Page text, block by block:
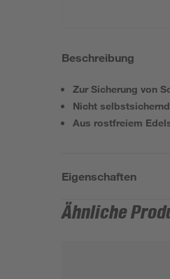
Beschreibung
Zur Sicherung von
Nicht selbstsichernd
Aus rostfreiem
Eigenschaften
Ähnliche